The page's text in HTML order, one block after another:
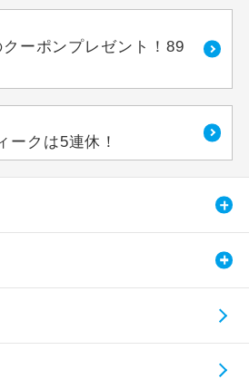
ーポンプレゼント！89
ークは5連休！